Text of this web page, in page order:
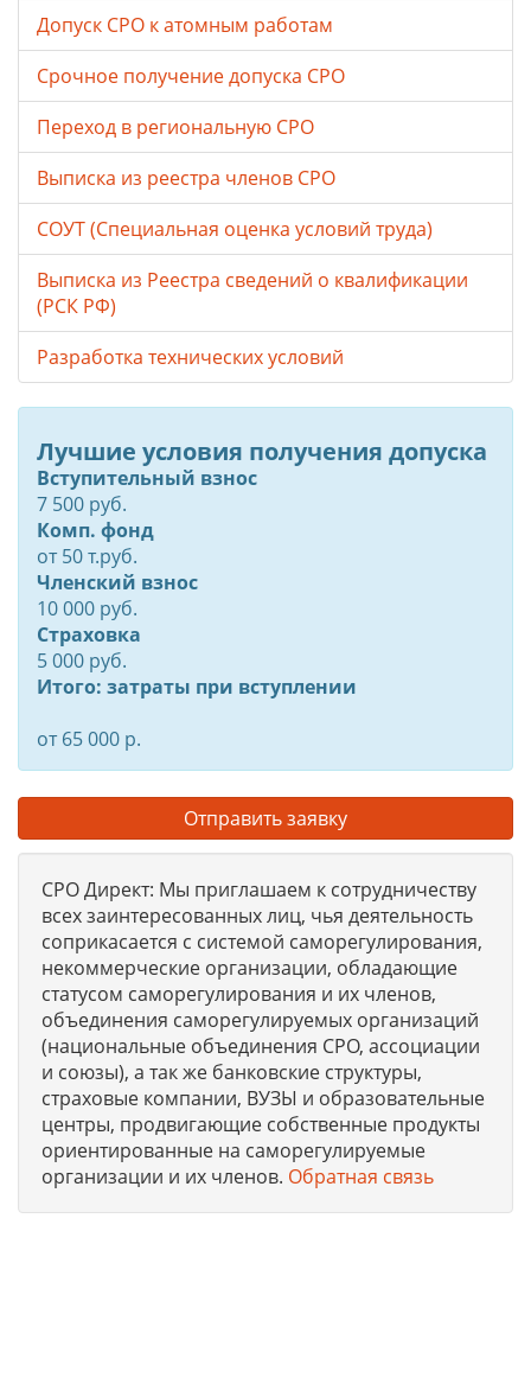
Допуск СРО к атомным работам
Срочное получение допуска СРО
Переход в региональную СРО
Выписка из реестра членов СРО
СОУТ (Специальная оценка условий труда)
Выписка из Реестра сведений о квалификации
(РСК РФ)
Разработка технических условий
Лучшие условия получения допуска
Вступительный взнос
7 500 руб.
Комп. фонд
от50т.руб.
Членский взнос
10 000 руб.
Страховка
5 000 руб.
Итого: затраты при вступлении
от 65 000 р.
Отправить заявку
СРО Директ: Мы приглашаем к сотрудничеству
всех заинтересованных лиц, чья деятельность
соприкасается с системой саморегулирования,
некоммерческие организации, обладающие
статусом саморегулирования и их членов,
объединения саморегулируемых организаций
(национальные объединения СРО, ассоциации
и союзы), а так же банковские структуры,
страховые компании, ВУЗЫ и образовательные
центры, продвигающие собственные продукты
ориентированные на саморегулируемые
организации и их членов. Обратная связь